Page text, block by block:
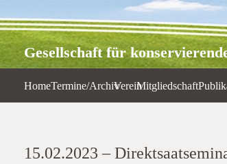
Gesellschaft für
HomeTermine/ArchivVereinMitgliedschaft
15.02.2023 –